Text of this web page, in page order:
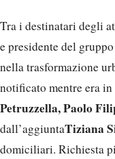
Tra i destinatari degli
e presidente del
nella trasformazione
notificato mentre era
Petruzzella, Paolo
dall’aggiuntaTiziana
domiciliari. Richiesta